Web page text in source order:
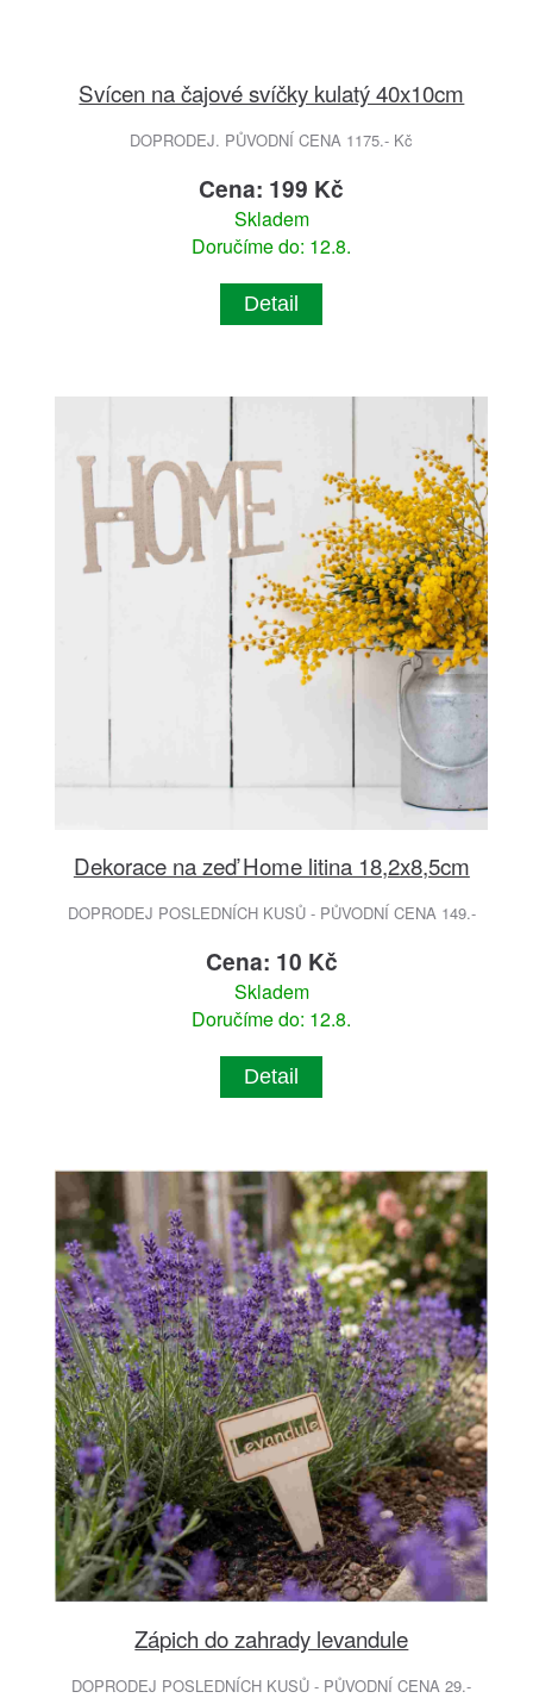
Svícen na čajové svíčky kulatý 40x10cm
DOPRODEJ. PŮVODNÍ CENA 1175.- Kč
Cena: 199 Kč
Skladem
Doručíme do: 12.8.
Detail
Dekorace na zeď Home litina 18,2x8,5cm
DOPRODEJ POSLEDNÍCH KUSŮ - PŮVODNÍ CENA 149.-
Cena: 10 Kč
Skladem
Doručíme do: 12.8.
Detail
Zápich do zahrady levandule
DOPRODEJ POSLEDNÍCH KUSŮ - PŮVODNÍ CENA 29.-